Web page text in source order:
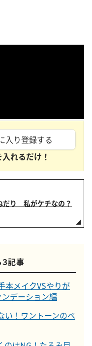
入り登録する
入れるだけ！
だり 私がケチなの？
記事
本メイクVSやりが
デーション編
い！ワントーンのベ